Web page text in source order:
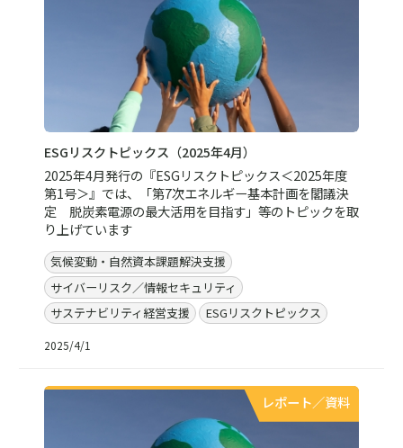
ESGリスクトピックス（2025年4月）
2025年4月発行の『ESGリスクトピックス＜2025年度
第1号＞』では、「第7次エネルギー基本計画を閣議決
定 脱炭素電源の最大活用を目指す」等のトピックを取
り上げています
気候変動・自然資本課題解決支援
サイバーリスク／情報セキュリティ
サステナビリティ経営支援
ESGリスクトピックス
2025/4/1
レポート／資料